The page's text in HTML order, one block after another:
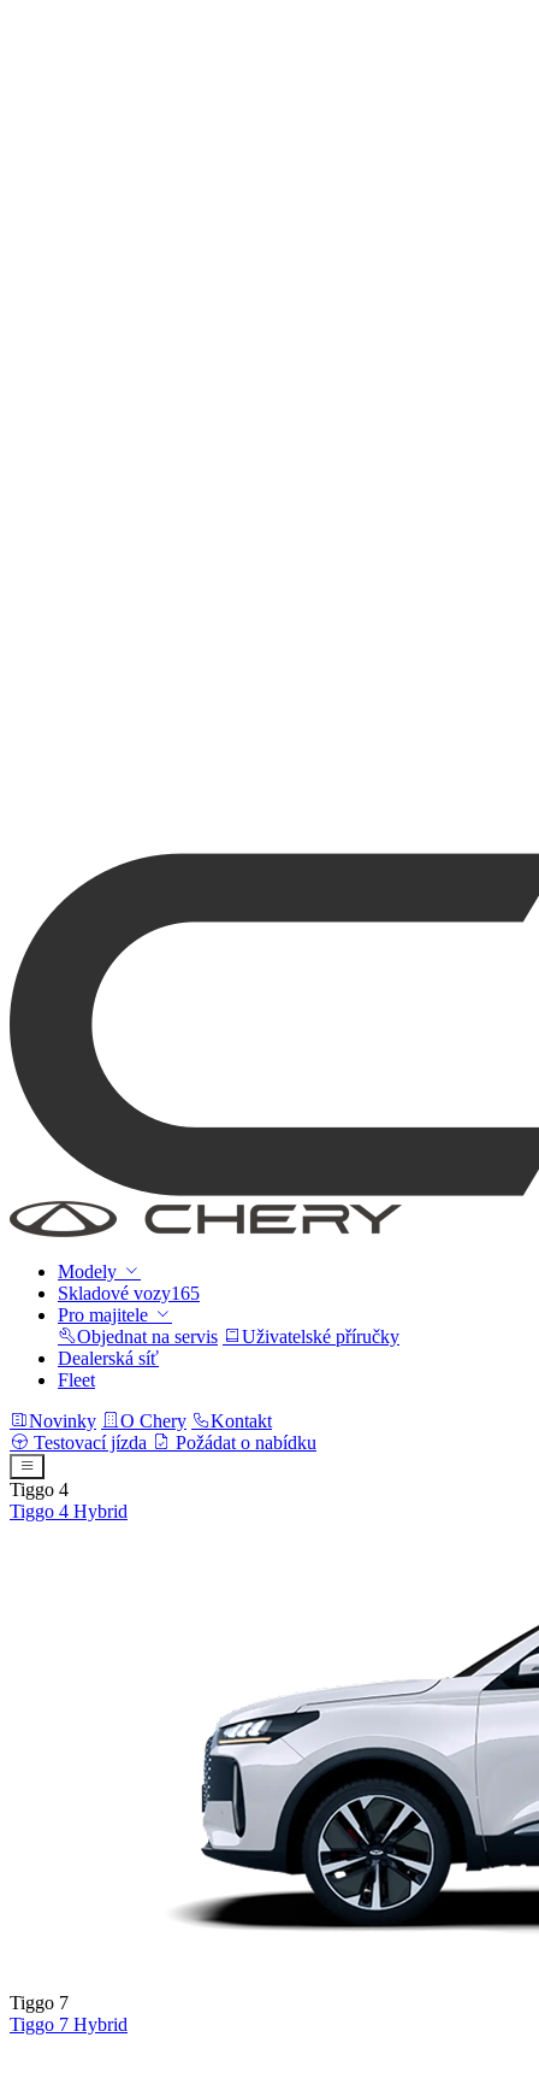
Modely
Skladové vozy165
Pro majitele
Objednat na servis
Uživatelské příručky
Dealerská síť
Fleet
Novinky
O Chery
Kontakt
Testovací jízda
Požádat o nabídku
Tiggo 4
Tiggo 4 Hybrid
Tiggo 7
Tiggo 7 Hybrid